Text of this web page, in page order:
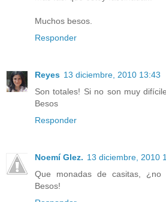
Muchos besos.
Responder
Reyes 13 diciembre, 2010 13:43
Son totales! Si no son muy
Besos
Responder
Noemí Glez. 13 diciembre, 2010
Que monadas de casitas, ¿no
Besos!